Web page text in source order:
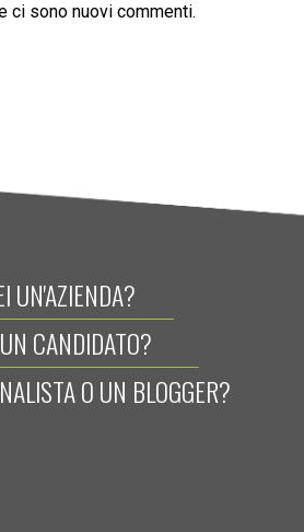
ci sono nuovi commenti.
UN'AZIENDA?
CANDIDATO?
O UN BLOGGER?